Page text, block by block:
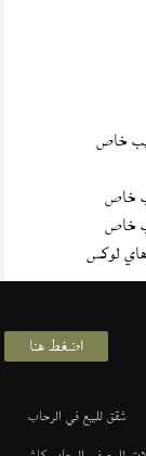
خاص
خاص
خاص
لوكس
اضغط هنا
شقق للبيع في الرحاب